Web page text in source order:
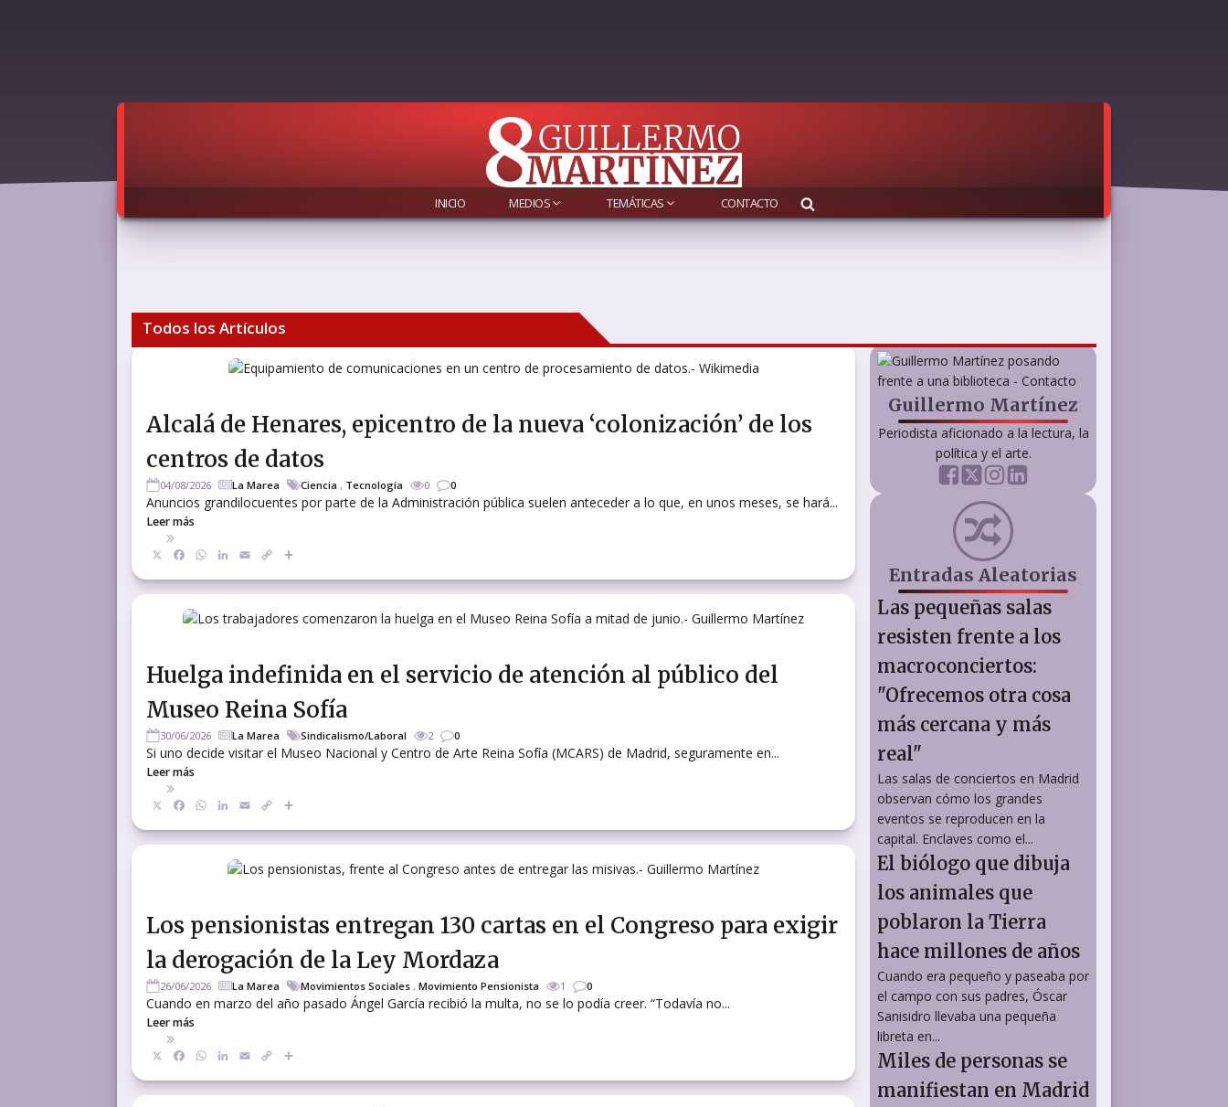
INICIO MEDIOS TEMÁTICAS CONTACTO
Todos los Artículos
Alcalá de Henares, epicentro de la nueva ‘colonización’ de los
centros de datos
04/08/2026 La Marea Ciencia , Tecnología 0 0
Anuncios grandilocuentes por parte de la Administración pública suelen anteceder a lo que, en unos meses, se hará...
Leer más
Facebook
WhatsApp
LinkedIn
EmailCopy
Huelga indefinida en el servicio de atención al público del
Museo Reina Sofía
30/06/2026 La Marea Sindicalismo/Laboral 2 0
Si uno decide visitar el Museo Nacional y Centro de Arte Reina Sofía (MCARS) de Madrid, seguramente en...
Leer más
Facebook
WhatsApp
LinkedIn
EmailCopy
Los pensionistas entregan 130 cartas en el Congreso para exigir
la derogación de la Ley Mordaza
26/06/2026 La Marea Movimientos Sociales , Movimiento Pensionista 1 0
Cuando en marzo del año pasado Ángel García recibió la multa, no se lo podía creer. “Todavía no...
Leer más
Facebook
WhatsApp
LinkedIn
EmailCopy
Guillermo Martínez
Periodista aficionado a la lectura, la
política y el arte.
Entradas Aleatorias
Las pequeñas salas
resisten frente a los
macroconciertos:
"Ofrecemos otra cosa
más cercana y más
real"
Las salas de conciertos en Madrid
observan cómo los grandes
eventos se reproducen en la
capital. Enclaves como el...
El biólogo que dibuja
los animales que
poblaron la Tierra
hace millones de años
Cuando era pequeño y paseaba por
el campo con sus padres, Óscar
Sanisidro llevaba una pequeña
libreta en...
Miles de personas se
manifiestan en Madrid